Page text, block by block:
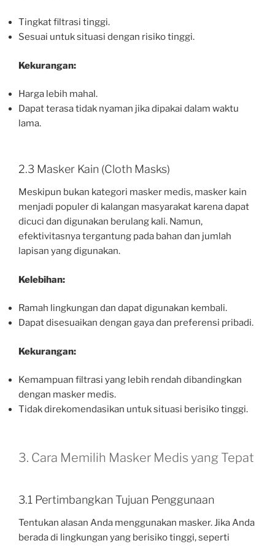
Tingkat filtrasi tinggi.
Sesuai untuk situasi dengan risiko tinggi.
Kekurangan:
Harga lebih mahal.
Dapat terasa tidak nyaman jika dipakai dalam waktu
lama.
2.3 Masker Kain (Cloth Masks)
Meskipun bukan kategori masker medis, masker kain
menjadi populer di kalangan masyarakat karena dapat
dicuci dan digunakan berulang kali. Namun,
efektivitasnya tergantung pada bahan dan jumlah
lapisan yang digunakan.
Kelebihan:
Ramah lingkungan dan dapat digunakan kembali.
Dapat disesuaikan dengan gaya dan preferensi pribadi.
Kekurangan:
Kemampuan filtrasi yang lebih rendah dibandingkan
dengan masker medis.
Tidak direkomendasikan untuk situasi berisiko tinggi.
3. Cara Memilih Masker Medis yang Tepat
3.1 Pertimbangkan Tujuan Penggunaan
Tentukan alasan Anda menggunakan masker. Jika Anda
berada di lingkungan yang berisiko tinggi, seperti